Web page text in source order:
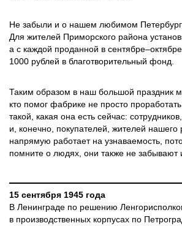
Не забыли и о нашем любимом
Для жителей Приморского района
а с каждой проданной в
1000 руб­лей в благотворительный фонд.
Таким образом в наш большой праздник
кто помог фабрике не просто
такой, какая она есть сейчас:
и, конечно, покупателей, жителей нашего
напрямую работает на узнаваемость,
помните о людях, они также не забывают
15 сентября 1945 года
В Ленинграде по решению
в производственных корпусах по